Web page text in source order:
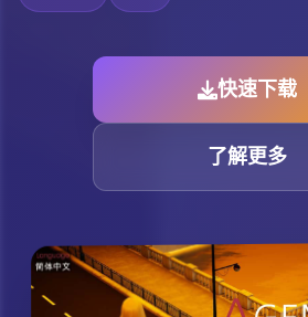
快速下载
了解更多